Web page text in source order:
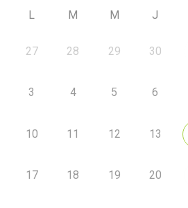
L M M J
27 28 29 30
3 4 5 6
10 11 12 13
17 18 19 20